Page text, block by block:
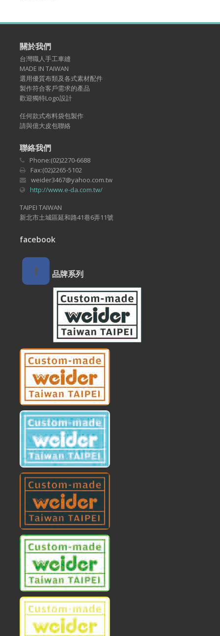
關於我們
台灣職人手工車縫
MADE IN TAIWAN
選用優質布類及各式素材配件
製作符合客戶需求的產品
歡迎獨特Logo設計
任何款式布料袋包製作
請與億大皮包聯絡
聯絡我們
Phone:(02)2270-6688
Fax:(02)2265-5102
weider3467@yahoo.com.tw
http://www.e-da.com.tw/
TAIPEI TAIWAN
新北市土城區延和路41巷6弄11號
facebook
品牌系列